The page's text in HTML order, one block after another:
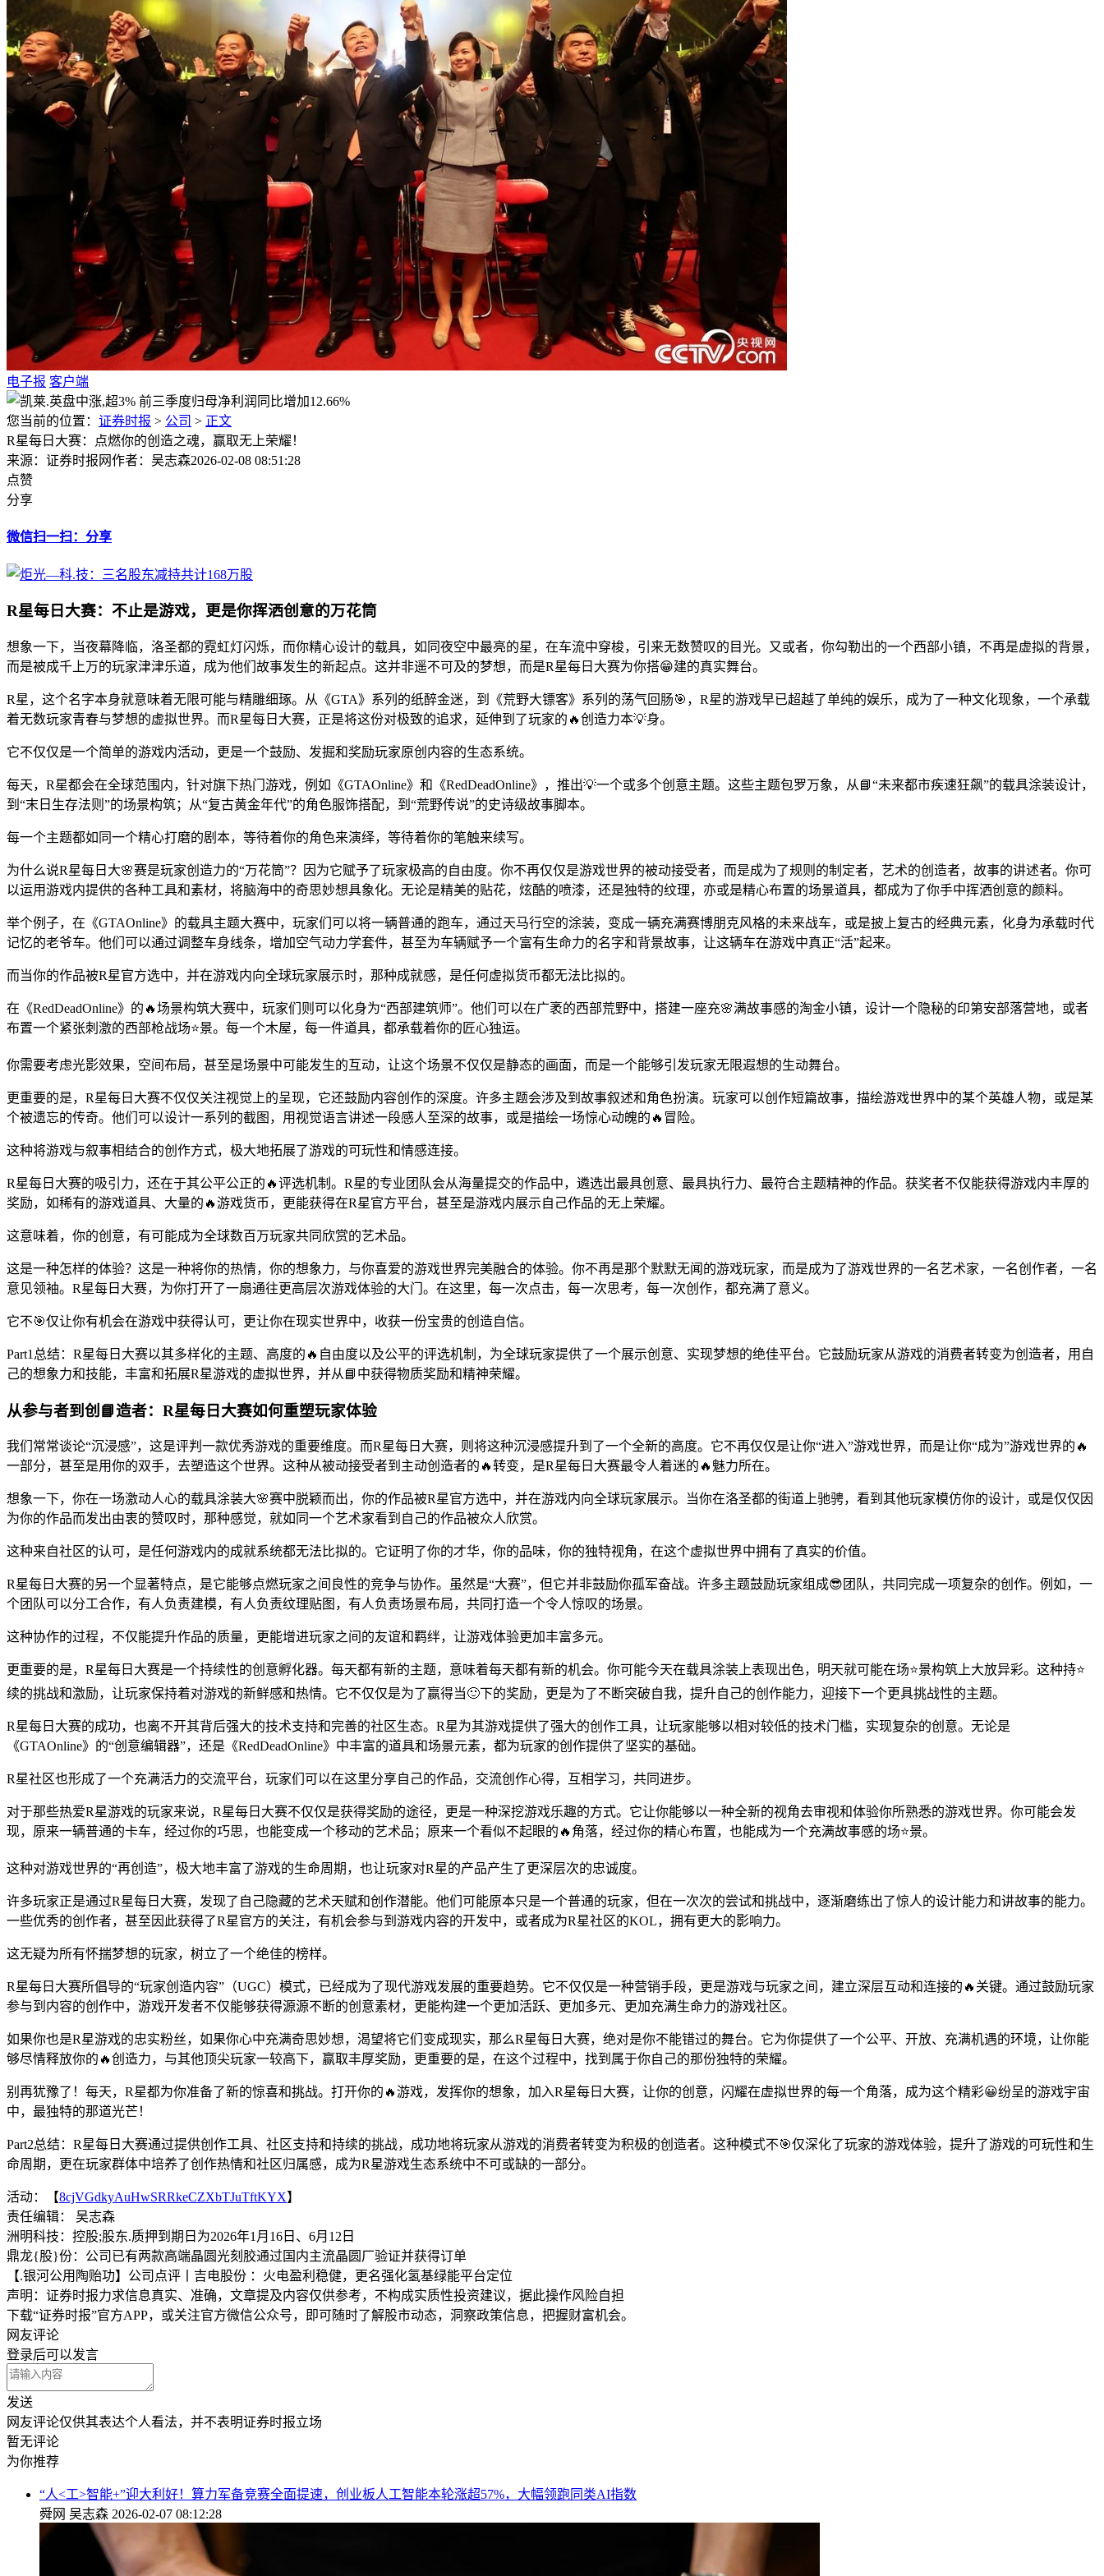
电子报 客户端
您当前的位置： 证券时报 > 公司 > 正文
R星每日大赛：点燃你的创造之魂，赢取无上荣耀！
来源：证券时报网作者：吴志森2026-02-08 08:51:28
点赞
分享
微信扫一扫：分享
R星每日大赛：不止是游戏，更是你挥洒创意的万花筒
想象一下，当夜幕降临，洛圣都的霓虹灯闪烁，而你精心设计的载具，如同夜空中最亮的星，在车流中穿梭，引来无数赞叹的目光。又或者，你勾勒出的一个西部小镇，不再是虚拟的背景，
而是被成千上万的玩家津津乐道，成为他们故事发生的新起点。这并非遥不可及的梦想，而是R星每日大赛为你搭😁建的真实舞台。
R星，这个名字本身就意味着无限可能与精雕细琢。从《GTA》系列的纸醉金迷，到《荒野大镖客》系列的荡气回肠🎯，R星的游戏早已超越了单纯的娱乐，成为了一种文化现象，一个承载
着无数玩家青春与梦想的虚拟世界。而R星每日大赛，正是将这份对极致的追求，延伸到了玩家的🔥创造力本💡身。
它不仅仅是一个简单的游戏内活动，更是一个鼓励、发掘和奖励玩家原创内容的生态系统。
每天，R星都会在全球范围内，针对旗下热门游戏，例如《GTAOnline》和《RedDeadOnline》，推出💡一个或多个创意主题。这些主题包罗万象，从📘“未来都市疾速狂飙”的载具涂装设计，
到“末日生存法则”的场景构筑；从“复古黄金年代”的角色服饰搭配，到“荒野传说”的史诗级故事脚本。
每一个主题都如同一个精心打磨的剧本，等待着你的角色来演绎，等待着你的笔触来续写。
为什么说R星每日大🌸赛是玩家创造力的“万花筒”？因为它赋予了玩家极高的自由度。你不再仅仅是游戏世界的被动接受者，而是成为了规则的制定者，艺术的创造者，故事的讲述者。你可
以运用游戏内提供的各种工具和素材，将脑海中的奇思妙想具象化。无论是精美的贴花，炫酷的喷漆，还是独特的纹理，亦或是精心布置的场景道具，都成为了你手中挥洒创意的颜料。
举个例子，在《GTAOnline》的载具主题大赛中，玩家们可以将一辆普通的跑车，通过天马行空的涂装，变成一辆充满赛博朋克风格的未来战车，或是披上复古的经典元素，化身为承载时代
记忆的老爷车。他们可以通过调整车身线条，增加空气动力学套件，甚至为车辆赋予一个富有生命力的名字和背景故事，让这辆车在游戏中真正“活”起来。
而当你的作品被R星官方选中，并在游戏内向全球玩家展示时，那种成就感，是任何虚拟货币都无法比拟的。
在《RedDeadOnline》的🔥场景构筑大赛中，玩家们则可以化身为“西部建筑师”。他们可以在广袤的西部荒野中，搭建一座充🌸满故事感的淘金小镇，设计一个隐秘的印第安部落营地，或者
布置一个紧张刺激的西部枪战场⭐景。每一个木屋，每一件道具，都承载着你的匠心独运。
你需要考虑光影效果，空间布局，甚至是场景中可能发生的互动，让这个场景不仅仅是静态的画面，而是一个能够引发玩家无限遐想的生动舞台。
更重要的是，R星每日大赛不仅仅关注视觉上的呈现，它还鼓励内容创作的深度。许多主题会涉及到故事叙述和角色扮演。玩家可以创作短篇故事，描绘游戏世界中的某个英雄人物，或是某
个被遗忘的传奇。他们可以设计一系列的截图，用视觉语言讲述一段感人至深的故事，或是描绘一场惊心动魄的🔥冒险。
这种将游戏与叙事相结合的创作方式，极大地拓展了游戏的可玩性和情感连接。
R星每日大赛的吸引力，还在于其公平公正的🔥评选机制。R星的专业团队会从海量提交的作品中，遴选出最具创意、最具执行力、最符合主题精神的作品。获奖者不仅能获得游戏内丰厚的
奖励，如稀有的游戏道具、大量的🔥游戏货币，更能获得在R星官方平台，甚至是游戏内展示自己作品的无上荣耀。
这意味着，你的创意，有可能成为全球数百万玩家共同欣赏的艺术品。
这是一种怎样的体验？这是一种将你的热情，你的想象力，与你喜爱的游戏世界完美融合的体验。你不再是那个默默无闻的游戏玩家，而是成为了游戏世界的一名艺术家，一名创作者，一名
意见领袖。R星每日大赛，为你打开了一扇通往更高层次游戏体验的大门。在这里，每一次点击，每一次思考，每一次创作，都充满了意义。
它不🎯仅让你有机会在游戏中获得认可，更让你在现实世界中，收获一份宝贵的创造自信。
Part1总结：R星每日大赛以其多样化的主题、高度的🔥自由度以及公平的评选机制，为全球玩家提供了一个展示创意、实现梦想的绝佳平台。它鼓励玩家从游戏的消费者转变为创造者，用自
己的想象力和技能，丰富和拓展R星游戏的虚拟世界，并从📘中获得物质奖励和精神荣耀。
从参与者到创📘造者：R星每日大赛如何重塑玩家体验
我们常常谈论“沉浸感”，这是评判一款优秀游戏的重要维度。而R星每日大赛，则将这种沉浸感提升到了一个全新的高度。它不再仅仅是让你“进入”游戏世界，而是让你“成为”游戏世界的🔥
一部分，甚至是用你的双手，去塑造这个世界。这种从被动接受者到主动创造者的🔥转变，是R星每日大赛最令人着迷的🔥魅力所在。
想象一下，你在一场激动人心的载具涂装大🌸赛中脱颖而出，你的作品被R星官方选中，并在游戏内向全球玩家展示。当你在洛圣都的街道上驰骋，看到其他玩家模仿你的设计，或是仅仅因
为你的作品而发出由衷的赞叹时，那种感觉，就如同一个艺术家看到自己的作品被众人欣赏。
这种来自社区的认可，是任何游戏内的成就系统都无法比拟的。它证明了你的才华，你的品味，你的独特视角，在这个虚拟世界中拥有了真实的价值。
R星每日大赛的另一个显著特点，是它能够点燃玩家之间良性的竞争与协作。虽然是“大赛”，但它并非鼓励你孤军奋战。许多主题鼓励玩家组成😎团队，共同完成一项复杂的创作。例如，一
个团队可以分工合作，有人负责建模，有人负责纹理贴图，有人负责场景布局，共同打造一个令人惊叹的场景。
这种协作的过程，不仅能提升作品的质量，更能增进玩家之间的友谊和羁绊，让游戏体验更加丰富多元。
更重要的是，R星每日大赛是一个持续性的创意孵化器。每天都有新的主题，意味着每天都有新的机会。你可能今天在载具涂装上表现出色，明天就可能在场⭐景构筑上大放异彩。这种持⭐
续的挑战和激励，让玩家保持着对游戏的新鲜感和热情。它不仅仅是为了赢得当🙂下的奖励，更是为了不断突破自我，提升自己的创作能力，迎接下一个更具挑战性的主题。
R星每日大赛的成功，也离不开其背后强大的技术支持和完善的社区生态。R星为其游戏提供了强大的创作工具，让玩家能够以相对较低的技术门槛，实现复杂的创意。无论是
《GTAOnline》的“创意编辑器”，还是《RedDeadOnline》中丰富的道具和场景元素，都为玩家的创作提供了坚实的基础。
R星社区也形成了一个充满活力的交流平台，玩家们可以在这里分享自己的作品，交流创作心得，互相学习，共同进步。
对于那些热爱R星游戏的玩家来说，R星每日大赛不仅仅是获得奖励的途径，更是一种深挖游戏乐趣的方式。它让你能够以一种全新的视角去审视和体验你所熟悉的游戏世界。你可能会发
现，原来一辆普通的卡车，经过你的巧思，也能变成一个移动的艺术品；原来一个看似不起眼的🔥角落，经过你的精心布置，也能成为一个充满故事感的场⭐景。
这种对游戏世界的“再创造”，极大地丰富了游戏的生命周期，也让玩家对R星的产品产生了更深层次的忠诚度。
许多玩家正是通过R星每日大赛，发现了自己隐藏的艺术天赋和创作潜能。他们可能原本只是一个普通的玩家，但在一次次的尝试和挑战中，逐渐磨练出了惊人的设计能力和讲故事的能力。
一些优秀的创作者，甚至因此获得了R星官方的关注，有机会参与到游戏内容的开发中，或者成为R星社区的KOL，拥有更大的影响力。
这无疑为所有怀揣梦想的玩家，树立了一个绝佳的榜样。
R星每日大赛所倡导的“玩家创造内容”（UGC）模式，已经成为了现代游戏发展的重要趋势。它不仅仅是一种营销手段，更是游戏与玩家之间，建立深层互动和连接的🔥关键。通过鼓励玩家
参与到内容的创作中，游戏开发者不仅能够获得源源不断的创意素材，更能构建一个更加活跃、更加多元、更加充满生命力的游戏社区。
如果你也是R星游戏的忠实粉丝，如果你心中充满奇思妙想，渴望将它们变成现实，那么R星每日大赛，绝对是你不能错过的舞台。它为你提供了一个公平、开放、充满机遇的环境，让你能
够尽情释放你的🔥创造力，与其他顶尖玩家一较高下，赢取丰厚奖励，更重要的是，在这个过程中，找到属于你自己的那份独特的荣耀。
别再犹豫了！每天，R星都为你准备了新的惊喜和挑战。打开你的🔥游戏，发挥你的想象，加入R星每日大赛，让你的创意，闪耀在虚拟世界的每一个角落，成为这个精彩😀纷呈的游戏宇宙
中，最独特的那道光芒！
Part2总结：R星每日大赛通过提供创作工具、社区支持和持续的挑战，成功地将玩家从游戏的消费者转变为积极的创造者。这种模式不🎯仅深化了玩家的游戏体验，提升了游戏的可玩性和生
命周期，更在玩家群体中培养了创作热情和社区归属感，成为R星游戏生态系统中不可或缺的一部分。
活动：【8cjVGdkyAuHwSRRkeCZXbTJuTftKYX】
责任编辑： 吴志森
洲明科技：控股;股东.质押到期日为2026年1月16日、6月12日
鼎龙{股}份：公司已有两款高端晶圆光刻胶通过国内主流晶圆厂验证并获得订单
【.银河公用陶贻功】公司点评丨吉电股份 ：火电盈利稳健，更名强化氢基绿能平台定位
声明：证券时报力求信息真实、准确，文章提及内容仅供参考，不构成实质性投资建议，据此操作风险自担
下载“证券时报”官方APP，或关注官方微信公众号，即可随时了解股市动态，洞察政策信息，把握财富机会。
网友评论
登录后可以发言
发送
网友评论仅供其表达个人看法，并不表明证券时报立场
暂无评论
为你推荐
“人<工>智能+”迎大利好！算力军备竞赛全面提速，创业板人工智能本轮涨超57%，大幅领跑同类AI指数
舜网 吴志森 2026-02-07 08:12:28